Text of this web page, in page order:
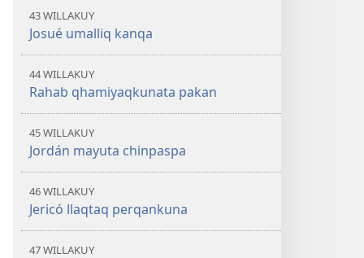
43 WILLAKUY
Josué umalliq kanqa
44 WILLAKUY
Rahab qhamiyaqkunata pakan
45 WILLAKUY
Jordán mayuta chinpaspa
46 WILLAKUY
Jericó llaqtaq perqankuna
47 WILLAKUY